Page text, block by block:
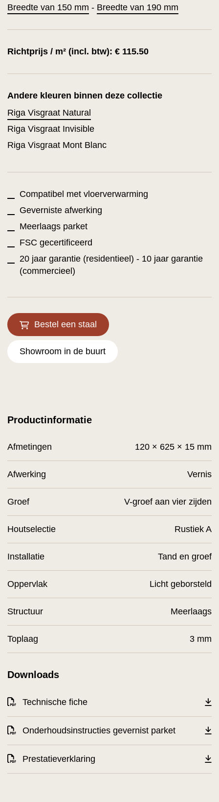
Breedte van 150 mm - Breedte van 190 mm
Richtprijs / m² (incl. btw): € 115.50
Andere kleuren binnen deze collectie
Riga Visgraat Natural
Riga Visgraat Invisible
Riga Visgraat Mont Blanc
Compatibel met vloerverwarming
Geverniste afwerking
Meerlaags parket
FSC gecertificeerd
20 jaar garantie (residentieel) - 10 jaar garantie
(commercieel)
Bestel een staal
Showroom in de buurt
Downloads
Technische fiche
Onderhoudsinstructies gevernist parket
Prestatieverklaring
Productinformatie
Afmetingen 120 × 625 × 15 mm
Afwerking Vernis
Groef V-groef aan vier zijden
Houtselectie Rustiek A
Installatie Tand en groef
Oppervlak Licht geborsteld
Structuur Meerlaags
Toplaag 3 mm